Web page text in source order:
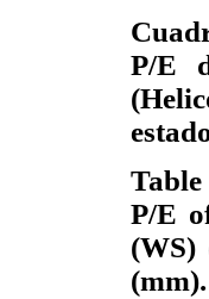
P/E
P/E
(WS)
(mm).